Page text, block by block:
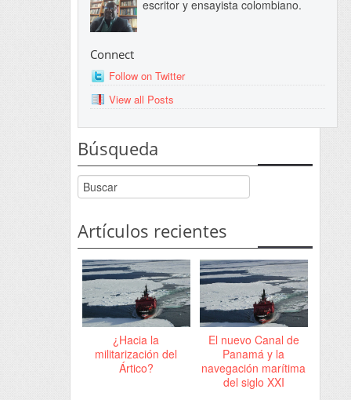
escritor y ensayista colombiano.
Connect
Follow on Twitter
View all Posts
Búsqueda
Artículos recientes
¿Hacia la
militarización del
Ártico?
El nuevo Canal de
Panamá y la
navegación marítima
del siglo XXI